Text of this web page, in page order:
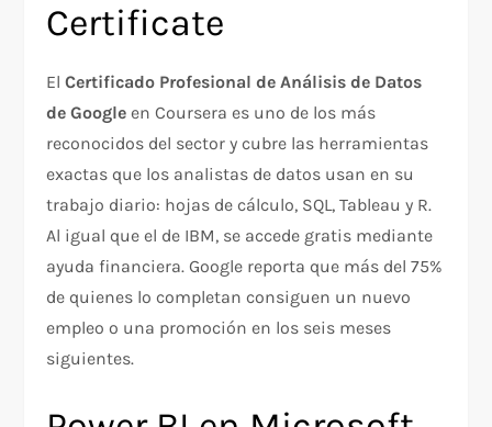
Certificate
ElCertificado Profesional de Análisis de Datos
de Google en Coursera es uno de los más
reconocidos del sector y cubre las herramientas
exactas que los analistas de datos usan en su
trabajo diario: hojas de cálculo, SQL, Tableau y R.
Al igual que el de IBM, se accede gratis mediante
ayuda financiera. Google reporta que más del 75%
de quienes lo completan consiguen un nuevo
empleo o una promoción en los seis meses
siguientes.